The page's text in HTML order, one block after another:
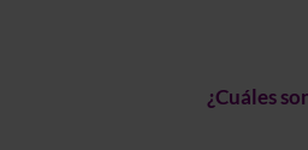
¿Cuáles